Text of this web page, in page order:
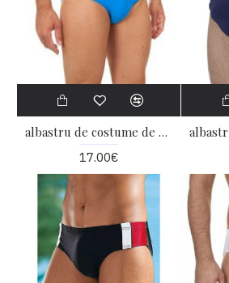
albastru de costume de baie
17.00€